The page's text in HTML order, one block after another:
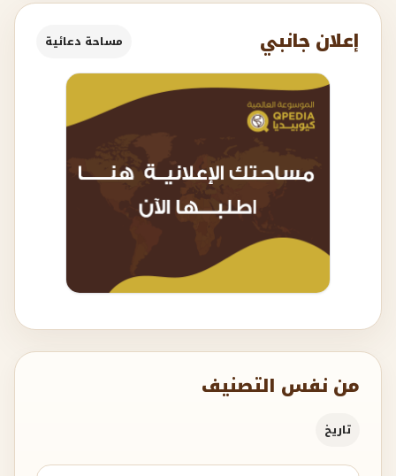
إعلان جانبي مساحة دعائية
من نفس التصنيف
تاريخ